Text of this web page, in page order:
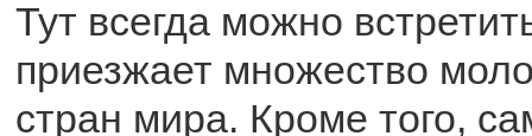
Тут всегда можно
приезжает множество
стран мира. Кроме того,